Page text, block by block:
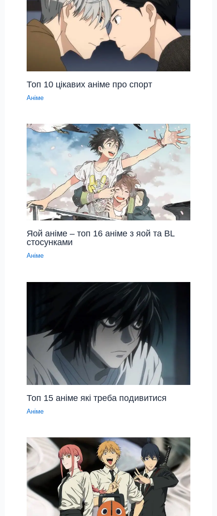
Топ 10 цікавих аніме про спорт
Аніме
Яой аніме – топ 16 аніме з яой та BL
стосунками
Аніме
Топ 15 аніме які треба подивитися
Аніме